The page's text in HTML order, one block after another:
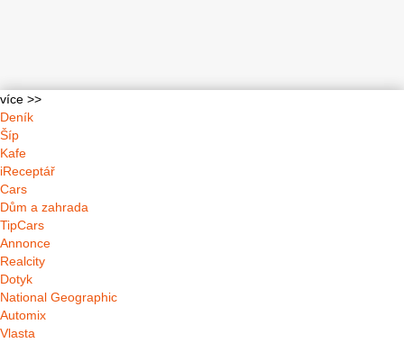
více >>
Deník
Šíp
Kafe
iReceptář
Cars
Dům a zahrada
TipCars
Annonce
Realcity
Dotyk
National Geographic
Automix
Vlasta